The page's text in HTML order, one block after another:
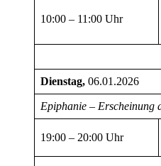
10:00 – 11:00 Uhr
Dienstag, 06.01.2026
Epiphanie – Erscheinung
19:00 – 20:00 Uhr